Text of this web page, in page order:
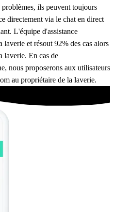
ils peuvent toujours
directement via le chat en direct
L'équipe d'assistance
et résout 92% des cas alors
laverie. En cas de
nous proposerons aux utilisateurs
au propriétaire de la laverie.